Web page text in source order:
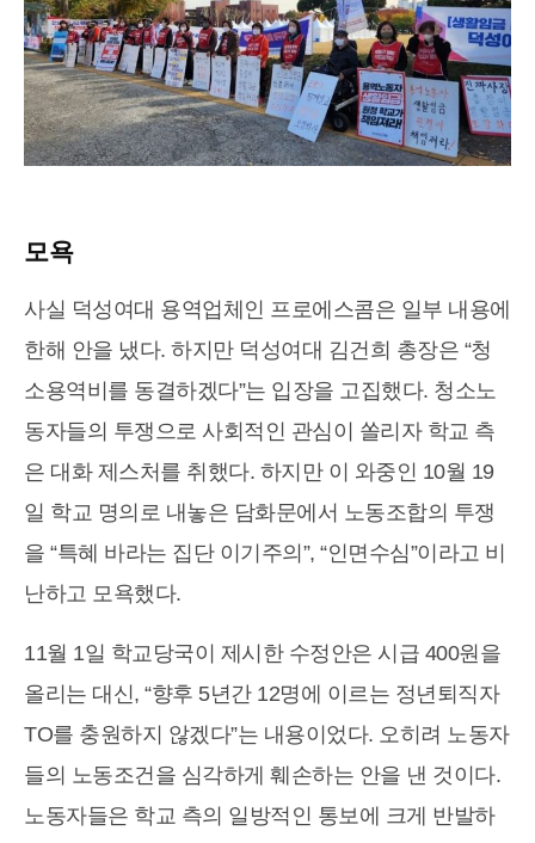
모욕
사실 덕성여대 용역업체인 프로에스콤은 일부 내용에
한해 안을 냈다. 하지만 덕성여대 김건희 총장은 “청
소용역비를 동결하겠다”는 입장을 고집했다. 청소노
동자들의 투쟁으로 사회적인 관심이 쏠리자 학교 측
은 대화 제스처를 취했다. 하지만 이 와중인 10월 19
일 학교 명의로 내놓은 담화문에서 노동조합의 투쟁
을 “특혜 바라는 집단 이기주의”, “인면수심”이라고 비
난하고 모욕했다.
11월 1일 학교당국이 제시한 수정안은 시급 400원을
올리는 대신, “향후 5년간 12명에 이르는 정년퇴직자
TO를 충원하지 않겠다”는 내용이었다. 오히려 노동자
들의 노동조건을 심각하게 훼손하는 안을 낸 것이다.
노동자들은 학교 측의 일방적인 통보에 크게 반발하